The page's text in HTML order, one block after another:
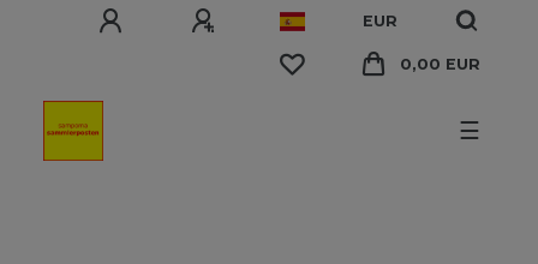
EUR
0,00 EUR
☰